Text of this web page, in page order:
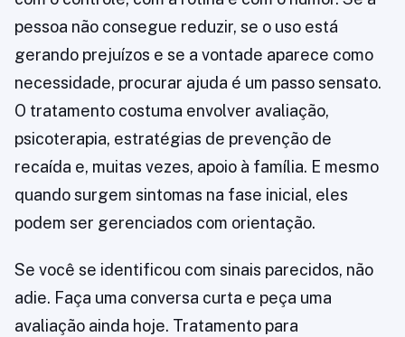
pessoa não consegue reduzir, se o uso está
gerando prejuízos e se a vontade aparece como
necessidade, procurar ajuda é um passo sensato.
O tratamento costuma envolver avaliação,
psicoterapia, estratégias de prevenção de
recaída e, muitas vezes, apoio à família. E mesmo
quando surgem sintomas na fase inicial, eles
podem ser gerenciados com orientação.
Se você se identificou com sinais parecidos, não
adie. Faça uma conversa curta e peça uma
avaliação ainda hoje. Tratamento para